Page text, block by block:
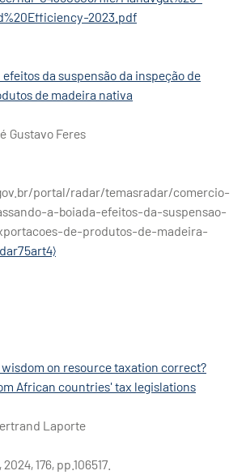
efeitos da suspensão da inspeção de
de madeira nativa
Gustavo Feres
portal/radar/temasradar/comercio-
a-boiada-efeitos-da-suspensao-
de-produtos-de-madeira-
on resource taxation correct?
African countries' tax legislations
Laporte
, 2024, 176, pp.106517.